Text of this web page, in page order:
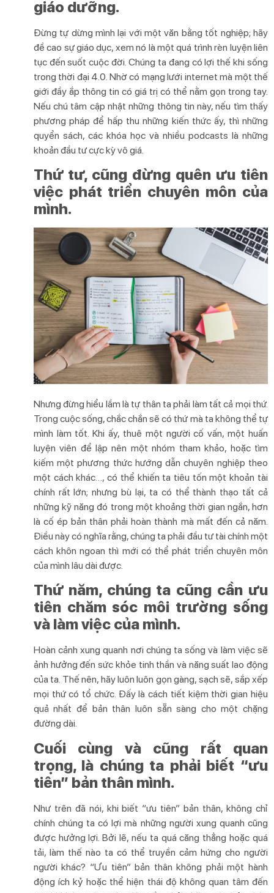
giáo dưỡng.
Đừng tự dừng mình lại với một văn bằng tốt nghiệp; hãy
đề cao sự giáo dục, xem nó là một quá trình rèn luyện liên
tục đến suốt cuộc đời. Chúng ta đang có lợi thế khi sống
trong thời đại 4.0. Nhờ có mạng lưới internet mà một thế
giới đầy ắp thông tin có giá trị có thể nằm gọn trong tay.
Nếu chú tâm cập nhật những thông tin này, nếu tìm thấy
phương pháp để hấp thu những kiến thức ấy, thì những
quyển sách, các khóa học và nhiều podcasts là những
khoản đầu tư cực kỳ vô giá.
Thứ tư, cũng đừng quên ưu tiên
việc phát triển chuyên môn của
mình.
Nhưng đừng hiểu lầm là tự thân ta phải làm tất cả mọi thứ.
Trong cuộc sống, chắc chắn sẽ có thứ mà ta không thể tự
mình làm tốt. Khi ấy, thuê một người cố vấn, một huấn
luyện viên để lập nên một nhóm tham khảo, hoặc tìm
kiếm một phương thức hướng dẫn chuyên nghiệp theo
một cách khác…, có thể khiến ta tiêu tốn một khoản tài
chính rất lớn; nhưng bù lại, ta có thể thành thạo tất cả
những kỹ năng đó trong một khoảng thời gian ngắn, hơn
là cố ép bản thân phải hoàn thành mà mất đến cả năm.
Điều này có nghĩa rằng, chúng ta phải đầu tư tài chính một
cách khôn ngoan thì mới có thể phát triển chuyên môn
của mình lâu dài được.
Thứ năm, chúng ta cũng cần ưu
tiên chăm sóc môi trường sống
và làm việc của mình.
Hoàn cảnh xung quanh nơi chúng ta sống và làm việc sẽ
ảnh hưởng đến sức khỏe tinh thần và năng suất lao động
của ta. Thế nên, hãy luôn luôn gọn gàng, sạch sẽ, sắp xếp
mọi thứ có tổ chức. Đấy là cách tiết kiệm thời gian hiệu
quả nhất để bản thân luôn sẵn sàng cho một chặng
đường dài.
Cuối cùng và cũng rất quan
trọng, là chúng ta phải biết “ưu
tiên” bản thân mình.
Như trên đã nói, khi biết “ưu tiên” bản thân, không chỉ
chính chúng ta có lợi mà những người xung quanh cũng
được hưởng lợi. Bởi lẽ, nếu ta quá căng thẳng hoặc quá
tải, làm thế nào ta có thể truyền cảm hứng cho người
người khác? “Ưu tiên” bản thân không phải một hành
động ích kỷ hoặc thể hiện thái độ không quan tâm đến